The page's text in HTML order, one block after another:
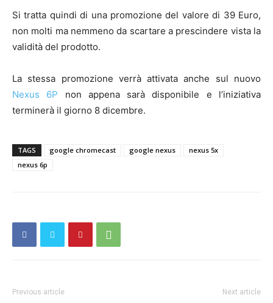
Si tratta quindi di una promozione del valore di 39 Euro,
non molti ma nemmeno da scartare a prescindere vista la
validità del prodotto.
La stessa promozione verrà attivata anche sul nuovo
Nexus 6P non appena sarà disponibile e l’iniziativa
terminerà il giorno 8 dicembre.
TAGS google chromecast google nexus
nexus 5x
nexus 6p
Previous article Next article